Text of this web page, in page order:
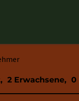
Personenfelder
, 2 Erwachsene, 0